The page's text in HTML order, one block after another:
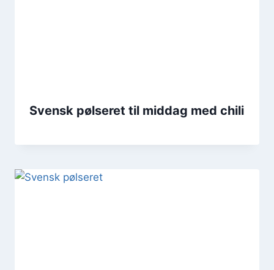
Svensk pølseret til middag med chili